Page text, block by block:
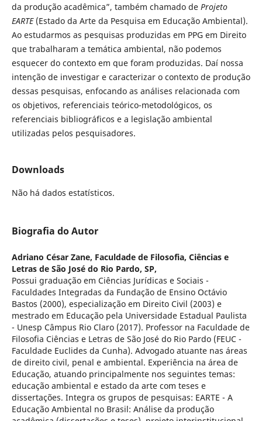
da produção acadêmica”, também chamado de Projeto
EARTE (Estado da Arte da Pesquisa em Educação Ambiental).
Ao estudarmos as pesquisas produzidas em PPG em Direito
que trabalharam a temática ambiental, não podemos
esquecer do contexto em que foram produzidas. Daí nossa
intenção de investigar e caracterizar o contexto de produção
dessas pesquisas, enfocando as análises relacionada com
os objetivos, referenciais teórico-metodológicos, os
referenciais bibliográficos e a legislação ambiental
utilizadas pelos pesquisadores.
Downloads
Não há dados estatísticos.
Biografia do Autor
Adriano César Zane, Faculdade de Filosofia, Ciências e
Letras de São José do Rio Pardo, SP,
Possui graduação em Ciências Jurídicas e Sociais -
Faculdades Integradas da Fundação de Ensino Octávio
Bastos (2000), especialização em Direito Civil (2003) e
mestrado em Educação pela Universidade Estadual Paulista
- Unesp Câmpus Rio Claro (2017). Professor na Faculdade de
Filosofia Ciências e Letras de São José do Rio Pardo (FEUC -
Faculdade Euclides da Cunha). Advogado atuante nas áreas
de direito civil, penal e ambiental. Experiência na área de
Educação, atuando principalmente nos seguintes temas:
educação ambiental e estado da arte com teses e
dissertações. Integra os grupos de pesquisas: EARTE - A
Educação Ambiental no Brasil: Análise da produção